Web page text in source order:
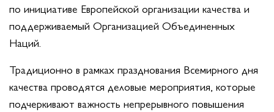
по инициативе Европейской организации качества и
поддерживаемый Организацией Объединенных
Наций.
Традиционно в рамках празднования Всемирного дня
качества проводятся деловые мероприятия, которые
подчеркивают важность непрерывного повышения